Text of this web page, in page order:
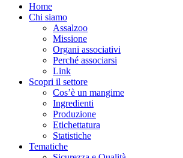
Home
Chi siamo
Assalzoo
Missione
Organi associativi
Perché associarsi
Link
Scopri il settore
Cos’è un mangime
Ingredienti
Produzione
Etichettatura
Statistiche
Tematiche